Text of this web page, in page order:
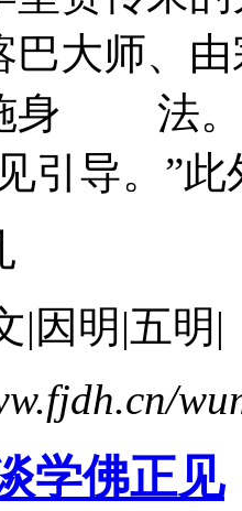
巴大师、
身 法
引导。”
|因明|五明|
学佛正见